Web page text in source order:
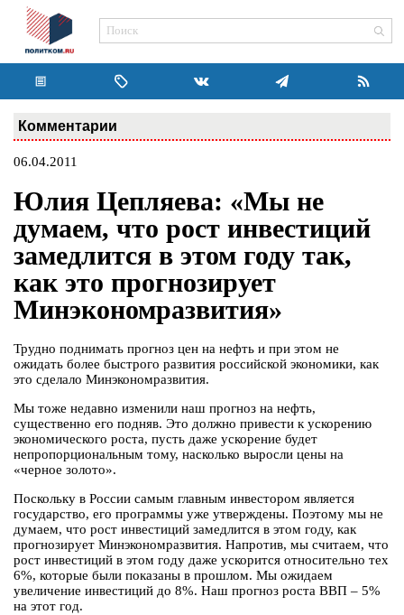
Комментарии
06.04.2011
Юлия Цепляева: «Мы не
думаем, что рост инвестиций
замедлится в этом году так,
как это прогнозирует
Минэкономразвития»
Трудно поднимать прогноз цен на нефть и при этом не
ожидать более быстрого развития российской экономики, как
это сделало Минэкономразвития.
Мы тоже недавно изменили наш прогноз на нефть,
существенно его подняв. Это должно привести к ускорению
экономического роста, пусть даже ускорение будет
непропорциональным тому, насколько выросли цены на
«черное золото».
Поскольку в России самым главным инвестором является
государство, его программы уже утверждены. Поэтому мы не
думаем, что рост инвестиций замедлится в этом году, как
прогнозирует Минэкономразвития. Напротив, мы считаем, что
рост инвестиций в этом году даже ускорится относительно тех
6%, которые были показаны в прошлом. Мы ожидаем
увеличение инвестиций до 8%. Наш прогноз роста ВВП – 5%
на этот год.